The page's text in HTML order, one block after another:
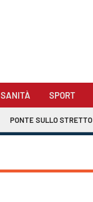
SANITÀ SPORT
PONTE SULLO STRETTO